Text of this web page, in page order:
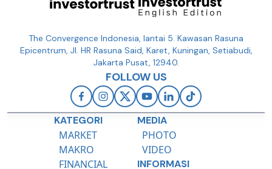
The Convergence Indonesia, lantai 5. Kawasan Rasuna
Epicentrum, Jl. HR Rasuna Said, Karet, Kuningan, Setiabudi,
Jakarta Pusat, 12940.
FOLLOW US
KATEGORI
MARKET
MAKRO
FINANCIAL
MEDIA
PHOTO
VIDEO
INFORMASI